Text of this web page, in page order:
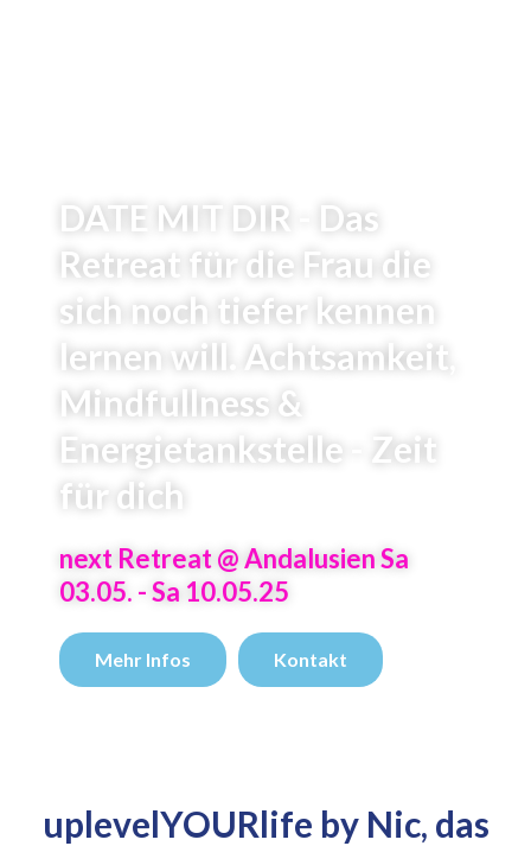
DATE MIT DIR - Das
Retreat für die Frau die
sich noch tiefer kennen
lernen will. Achtsamkeit,
Mindfullness &
Energietankstelle - Zeit
für dich
next Retreat @ Andalusien Sa
03.05. - Sa 10.05.25
Mehr Infos Kontakt
uplevelYOURlife by Nic, das